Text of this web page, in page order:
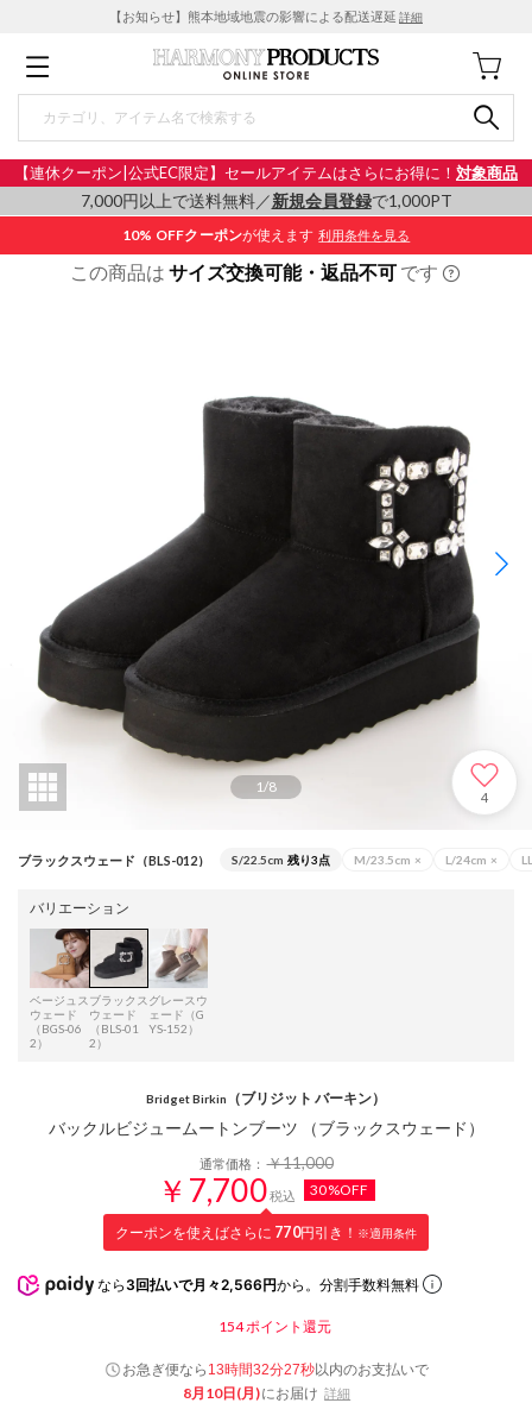
【お知らせ】熊本地域地震の影響による配送遅延 詳細
【連休クーポン|公式EC限定】セールアイテムはさらにお得に！ 対象商品
7,000円以上で送料無料／新規会員登録で1,000PT
10% OFFクーポンが使えます 利用条件を見る
この商品は サイズ交換可能・返品不可 です
1/8
4
ブラックスウェード（BLS-012） S/22.5cm 残り3点 M/23.5cm × L/24cm ×
バリエーション
ベージュス
ウェード
（BGS-06
2）
ブラックス
ウェード
（BLS-01
2）
グレースウ
ェード（G
YS-152）
Bridget Birkin （ブリジット バーキン）
バックルビジュームートンブーツ （ブラックスウェード）
通常価格：￥11,000
￥7,700税込 30%OFF
クーポンを使えばさらに 770円引き！ ※適用条件
なら 3回払いで月々2,566円から。分割手数料無料
154ポイント還元
お急ぎ便なら 13時間32分26秒以内のお支払いで
8月10日(月)にお届け 詳細